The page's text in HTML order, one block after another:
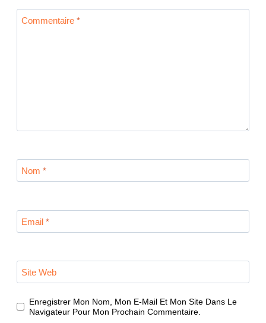
Commentaire *
Nom *
Email *
Site Web
Enregistrer Mon Nom, Mon E-Mail Et Mon Site Dans Le
Navigateur Pour Mon Prochain Commentaire.